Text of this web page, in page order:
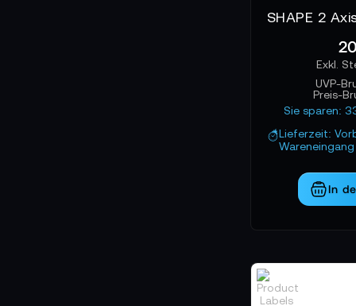
UVP-
Preis-
Sie sparen:
Lieferzeit:
In